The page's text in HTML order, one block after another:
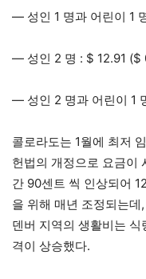
— 성인 1 명과 어린이 1
— 성인 2 명 : $ 12.91 ($
— 성인 2 명과 어린이 1
콜로라도는 1월에 최저
헌법의 개정으로 요금이
간 90센트 씩 인상되어
을 위해 매년 조정되는
덴버 지역의 생활비는
격이 상승했다.